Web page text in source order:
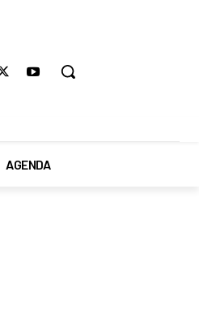
AGENDA